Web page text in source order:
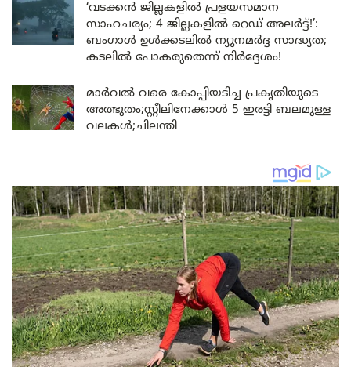
‘വടക്കൻ ജില്ലകളിൽ പ്രളയസമാന
സാഹചര്യം; 4 ജില്ലകളിൽ റെഡ് അലർട്ട്!’:
ബംഗാൾ ഉൾക്കടലിൽ ന്യൂനമർദ്ദ സാദ്ധ്യത;
കടലിൽ പോകരുതെന്ന് നിർദ്ദേശം!
മാർവൽ വരെ കോപ്പിയടിച്ച പ്രകൃതിയുടെ
അത്ഭുതം;സ്റ്റീലിനേക്കാൾ 5 ഇരട്ടി ബലമുള്ള
വലകൾ;ചിലന്തി